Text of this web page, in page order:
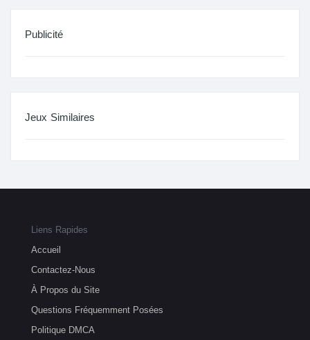
Publicité
Jeux Similaires
Liens Rapides
Accueil
Contactez-Nous
À Propos du Site
Questions Fréquemment Posées
Politique DMCA